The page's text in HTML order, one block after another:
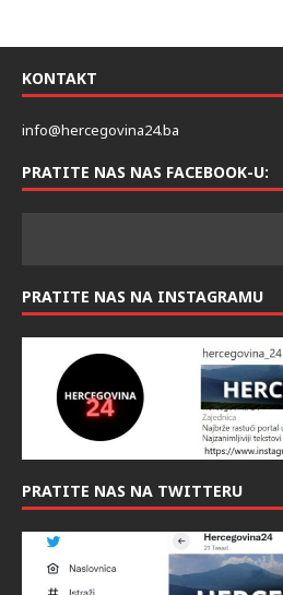
KONTAKT
info@hercegovina24.ba
PRATITE NAS NA INSTAGRAMU
PRATITE NAS NA TWITTERU